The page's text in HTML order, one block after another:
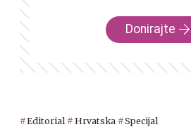
Donirajte
Editorial Hrvatska Specijal